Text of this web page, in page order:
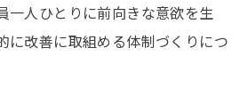
一人ひとりに前向きな意欲を生
に改善に取組める体制づくりにつ